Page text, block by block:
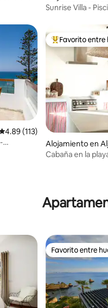
Sunrise Villa -
promedio: 4.89 de
4.89 (113)
Favorito entre
Favorito entre
Alojamiento en
Cabaña en la
Favorito entre
Favorito entre